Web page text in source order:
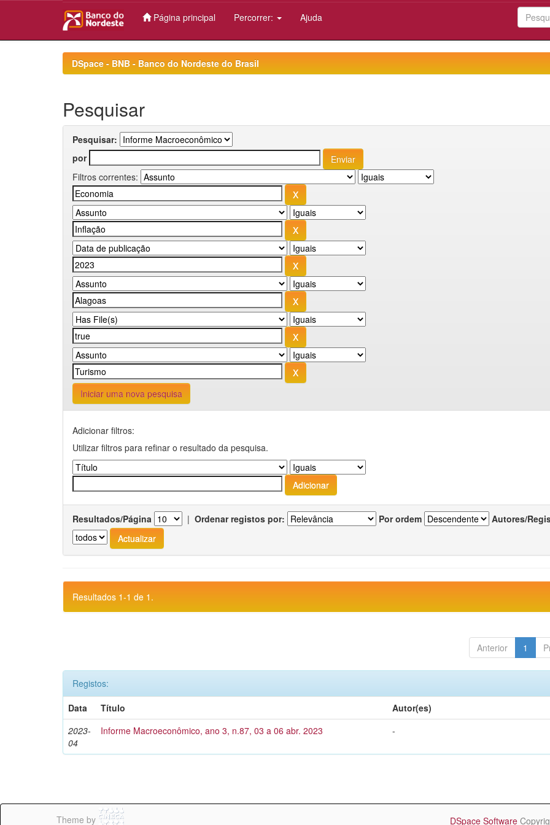
Página principal Percorrer: Ajuda
DSpace - BNB - Banco do Nordeste do Brasil
Pesquisar
Pesquisar:
por
Filtros correntes:
Iniciar uma nova pesquisa
Adicionar filtros:
Utilizar filtros para refinar o resultado da pesquisa.
Resultados/Página | Ordenar registos por: Por ordem Autores/
Resultados 1-1 de 1.
Anterior 1
Registos:
Data
Título
Autor(es)
2023-
04
Informe Macroeconômico, ano 3, n.87, 03 a 06 abr. 2023 -
Theme by DSpace Software